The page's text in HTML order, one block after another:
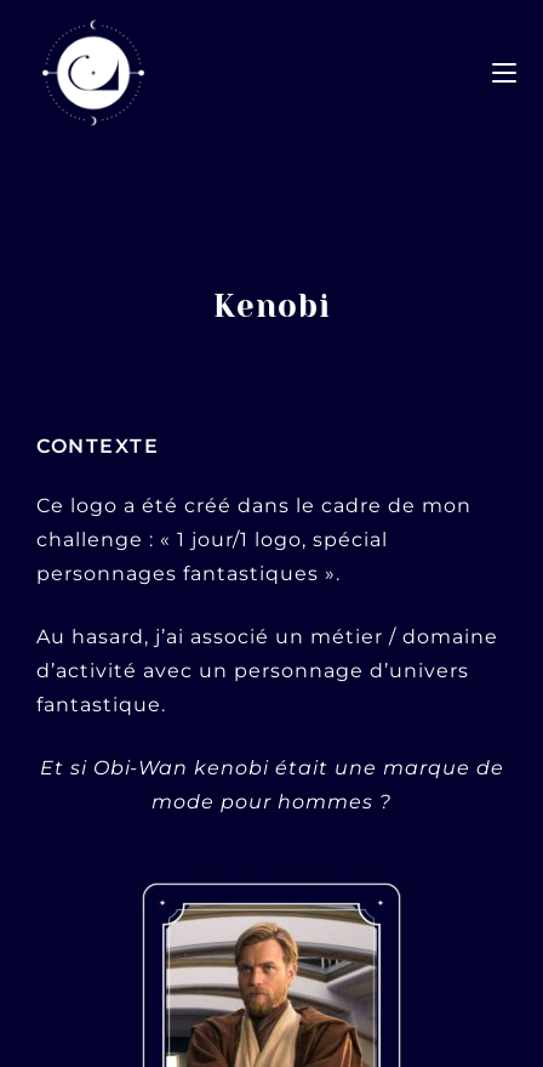
Kenobi
CONTEXTE
Ce logo a été créé dans le cadre de mon
challenge : « 1 jour/1 logo, spécial
personnages fantastiques ».
Au hasard, j’ai associé un métier / domaine
d’activité avec un personnage d’univers
fantastique.
Et si Obi-Wan kenobi était une marque de
mode pour hommes ?